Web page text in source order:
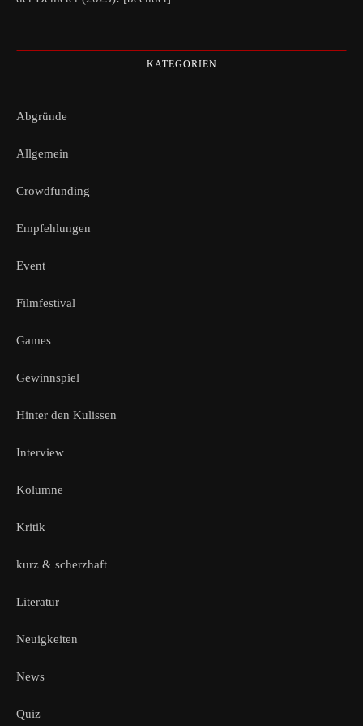
KATEGORIEN
Abgründe
Allgemein
Crowdfunding
Empfehlungen
Event
Filmfestival
Games
Gewinnspiel
Hinter den Kulissen
Interview
Kolumne
Kritik
kurz & scherzhaft
Literatur
Neuigkeiten
News
Quiz